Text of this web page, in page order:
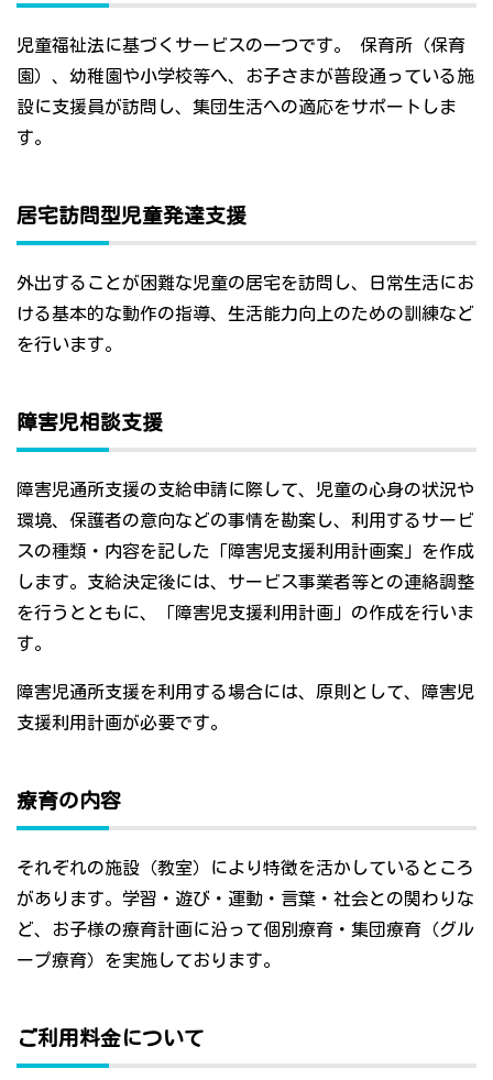
児童福祉法に基づくサービスの一つです。 保育所（保育
園）、幼稚園や小学校等へ、お子さまが普段通っている施
設に支援員が訪問し、集団生活への適応をサポートしま
す。
居宅訪問型児童発達支援
外出することが困難な児童の居宅を訪問し、日常生活にお
ける基本的な動作の指導、生活能力向上のための訓練など
を行います。
障害児相談支援
障害児通所支援の支給申請に際して、児童の心身の状況や
環境、保護者の意向などの事情を勘案し、利用するサービ
スの種類・内容を記した「障害児支援利用計画案」を作成
します。支給決定後には、サービス事業者等との連絡調整
を行うとともに、「障害児支援利用計画」の作成を行いま
す。
障害児通所支援を利用する場合には、原則として、障害児
支援利用計画が必要です。
療育の内容
それぞれの施設（教室）により特徴を活かしているところ
があります。学習・遊び・運動・言葉・社会との関わりな
ど、お子様の療育計画に沿って個別療育・集団療育（グル
ープ療育）を実施しております。
ご利用料金について